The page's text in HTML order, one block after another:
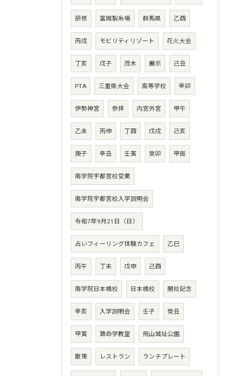
研修 富岡製糸場 群馬県 乙酉
丙戌 モビリティリゾート 花火大会
丁亥 戊子 茂木 展示 己丑
PTA 三重県大会 高等学校 辛卯
伊勢神宮 参拝 内宮外宮 甲午
乙未 丙申 丁酉 戊戌 己亥
庚子 辛丑 壬寅 癸卯 甲辰
南学院宇都宮校受業
南学院宇都宮校入学説明会
令和7年9月21日（日）
占いフィーリング体験カフェ 乙巳
丙午 丁未 戊申 己酉
南学院日本橋校 日本橋校 開校記念
辛亥 入学説明会 壬子 癸丑
甲寅 算命学教室 飛山城址公園
散策 レストラン ランチプレート